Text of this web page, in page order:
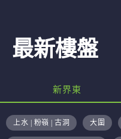
最新樓盤
新界東
上水 | 粉嶺 | 古洞 大圍